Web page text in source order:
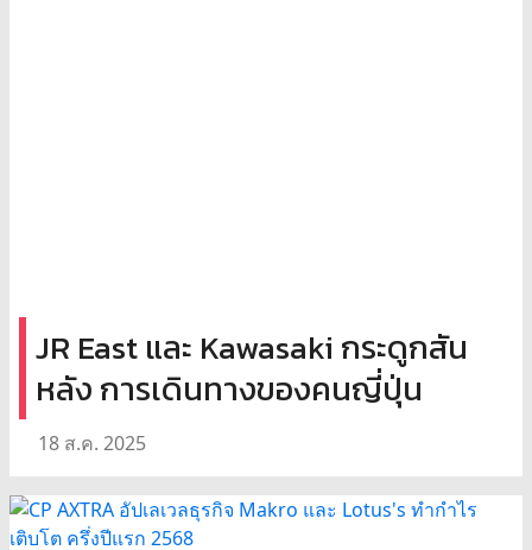
JR East และ Kawasaki กระดูกสัน
หลัง การเดินทางของคนญี่ปุ่น
18 ส.ค. 2025